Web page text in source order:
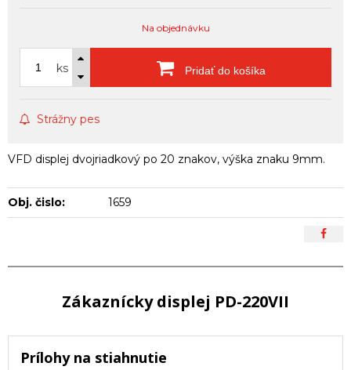
Na objednávku
ks Pridať do košíka
Strážny pes
VFD displej dvojriadkový po 20 znakov, výška znaku 9mm.
Obj. čislo: 1659
Zákaznícky displej PD-220VII
Prílohy na stiahnutie